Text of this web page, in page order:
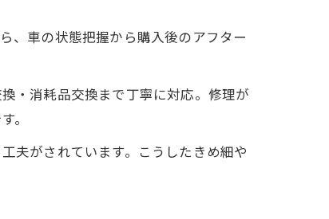
、車の状態把握から購入後のアフター
・消耗品交換まで丁寧に対応。修理が
。
夫がされています。こうしたきめ細や